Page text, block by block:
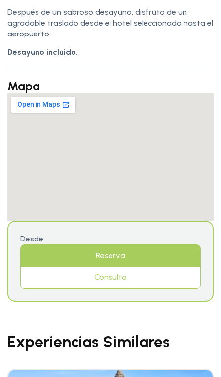
Después de un sabroso desayuno, disfruta de un
agradable traslado desde el hotel seleccionado hasta el
aeropuerto.
Desayuno incluido.
Mapa
Desde
Reserva
Consulta
Experiencias Similares